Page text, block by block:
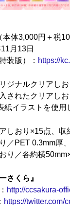
本体3,000円＋税10
月13日
装版）： https://
ジナルクリアし
されたクリアしお
紙イラストを使
しおり×15点、
／PET 0.3mm厚
り／各約横
さくら』
http://ccsakura-
https://twitter.com/